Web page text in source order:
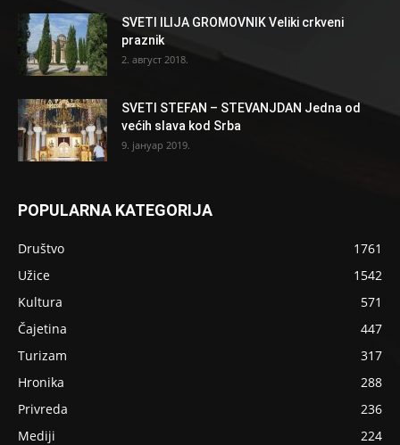
SVETI ILIJA GROMOVNIK Veliki crkveni
praznik
2. август 2018.
SVETI STEFAN – STEVANJDAN Jedna od
većih slava kod Srba
9. јануар 2019.
POPULARNA KATEGORIJA
Društvo
1761
Užice
1542
Kultura
571
Čajetina
447
Turizam
317
Hronika
288
Privreda
236
Mediji
224